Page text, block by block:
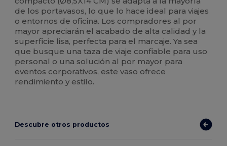
de los portavasos, lo que lo hace ideal para viajes
o entornos de oficina. Los compradores al por
mayor apreciarán el acabado de alta calidad y la
superficie lisa, perfecta para el marcaje. Ya sea
que busque una taza de viaje confiable para uso
personal o una solución al por mayor para
eventos corporativos, este vaso ofrece
rendimiento y estilo.
Descubre otros productos